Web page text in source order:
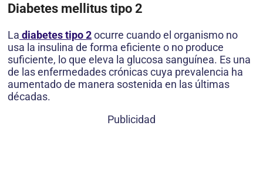
Diabetes mellitus tipo 2
La diabetes tipo 2ocurre cuando el organismo no
usa la insulina de forma eficiente o no produce
suficiente, lo que eleva la glucosa sanguínea. Es una
de las enfermedades crónicas cuya prevalencia ha
aumentado de manera sostenida en las últimas
décadas.
Publicidad